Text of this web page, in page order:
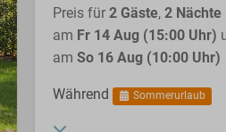
Preis für2 Gäste,2 Nächte
am Fr 14 Aug (15:00 Uhr)
amSo 16 Aug (10:00 Uhr)
Während Sommerurlaub